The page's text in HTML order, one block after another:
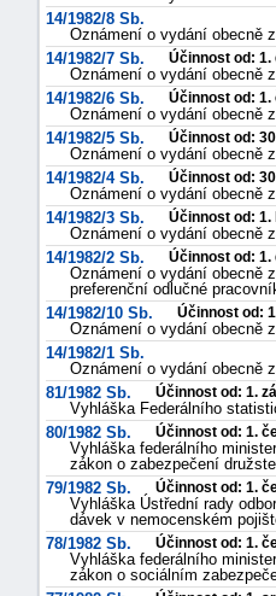
14/1982/8 Sb.
Oznámení o vydání obecně
14/1982/7 Sb.
Účinnost od: 1.
Oznámení o vydání obecně
14/1982/6 Sb.
Účinnost od:
Oznámení o vydání obecně
14/1982/5 Sb.
Účinnost od:
Oznámení o vydání obecně
14/1982/4 Sb.
Účinnost od:
Oznámení o vydání obecně
14/1982/3 Sb.
Účinnost od:
Oznámení o vydání obecně
14/1982/2 Sb.
Účinnost od:
Oznámení o vydání obecně
preferenční odlučné
14/1982/10 Sb.
Účinnost od:
Oznámení o vydání obecně
14/1982/1 Sb.
Oznámení o vydání obecně
81/1982 Sb.
Účinnost od: 1.
Vyhláška Federálního
80/1982 Sb.
Účinnost od: 1.
Vyhláška federálního
zákon o zabezpečení
79/1982 Sb.
Účinnost od: 1.
Vyhláška Ústřední rady
dávek v nemocenském
78/1982 Sb.
Účinnost od: 1.
Vyhláška federálního
zákon o sociálním